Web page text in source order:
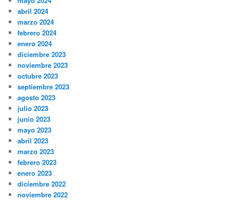
abril 2024
marzo 2024
febrero 2024
enero 2024
diciembre 2023
noviembre 2023
octubre 2023
septiembre 2023
agosto 2023
julio 2023
junio 2023
mayo 2023
abril 2023
marzo 2023
febrero 2023
enero 2023
diciembre 2022
noviembre 2022